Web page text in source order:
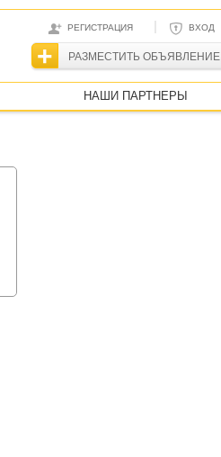
РЕГИСТРАЦИЯ | ВХОД
РАЗМЕСТИТЬ ОБЪЯВЛЕНИЕ
НАШИ ПАРТНЕРЫ